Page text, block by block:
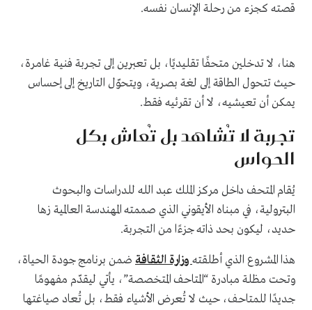
قصته كجزء من رحلة الإنسان نفسه.
هنا، لا تدخلين متحفًا تقليديًا، بل تعبرين إلى تجربة فنية غامرة،
حيث تتحول الطاقة إلى لغة بصرية، ويتحوّل التاريخ إلى إحساس
يمكن أن تعيشيه، لا أن تقرئيه فقط.
تجربة لا تُشاهد بل تُعاش بكل
الحواس
يُقام المتحف داخل مركز الملك عبد الله للدراسات والبحوث
البترولية، في مبناه الأيقوني الذي صممته المهندسة العالمية زها
حديد، ليكون بحد ذاته جزءًا من التجربة.
هذا المشروع الذي أطلقته وزارة الثقافة ضمن برنامج جودة الحياة،
وتحت مظلة مبادرة “المتاحف المتخصصة”، يأتي ليقدّم مفهومًا
جديدًا للمتاحف، حيث لا تُعرض الأشياء فقط، بل تُعاد صياغتها